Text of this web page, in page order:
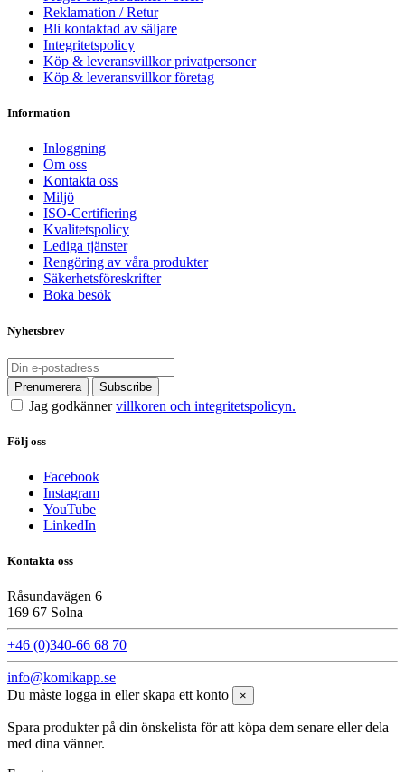
Reklamation / Retur
Bli kontaktad av säljare
Integritetspolicy
Köp & leveransvillkor privatpersoner
Köp & leveransvillkor företag
Information
Inloggning
Om oss
Kontakta oss
Miljö
ISO-Certifiering
Kvalitetspolicy
Lediga tjänster
Rengöring av våra produkter
Säkerhetsföreskrifter
Boka besök
Nyhetsbrev
Jag godkännervillkoren och integritetspolicyn.
Följ oss
Facebook
Instagram
YouTube
LinkedIn
Kontakta oss
Råsundavägen 6
169 67 Solna
+46 (0)340-66 68 70
info@komikapp.se
Du måste logga in eller skapa ett konto
×
Spara produkter på din önskelista för att köpa dem senare eller dela
med dina vänner.